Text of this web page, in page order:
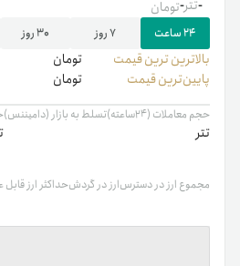
-تومان -تتر
۲۴ ساعت ۷ روز ۳۰ روز
بالاترین ‌ترین قیمت تومان
پایین‌ترین قیمت
تومان
حجم معاملات (۲۴ساعته)
تتر
تسلط به بازار (دامیننس)
مجموع ارز در دسترسارز در گردشحداکثر ارز